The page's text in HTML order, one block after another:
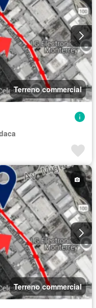
Terreno commercial
Terreno commercial